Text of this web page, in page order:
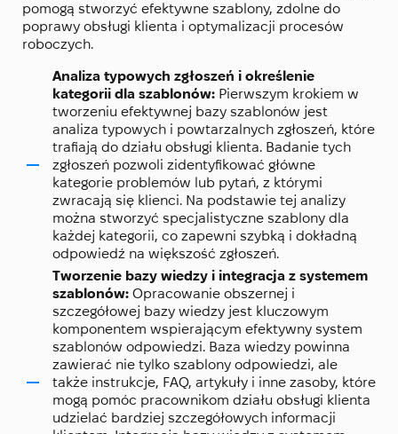
pomogą stworzyć efektywne szablony, zdolne do
poprawy obsługi klienta i optymalizacji procesów
roboczych.
Analiza typowych zgłoszeń i określenie
kategorii dla szablonów: Pierwszym krokiem w
tworzeniu efektywnej bazy szablonów jest
analiza typowych i powtarzalnych zgłoszeń, które
trafiają do działu obsługi klienta. Badanie tych
zgłoszeń pozwoli zidentyfikować główne
kategorie problemów lub pytań, z którymi
zwracają się klienci. Na podstawie tej analizy
można stworzyć specjalistyczne szablony dla
każdej kategorii, co zapewni szybką i dokładną
odpowiedź na większość zgłoszeń.
Tworzenie bazy wiedzy i integracja z systemem
szablonów: Opracowanie obszernej i
szczegółowej bazy wiedzy jest kluczowym
komponentem wspierającym efektywny system
szablonów odpowiedzi. Baza wiedzy powinna
zawierać nie tylko szablony odpowiedzi, ale
także instrukcje, FAQ, artykuły i inne zasoby, które
mogą pomóc pracownikom działu obsługi klienta
udzielać bardziej szczegółowych informacji